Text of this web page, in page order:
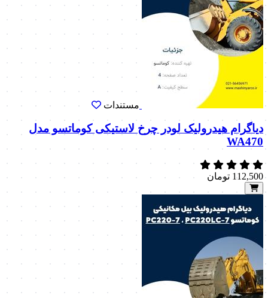
مستندات
دیاگرام هیدرولیک لودر چرخ لاستیکی کوماتسو مدل
WA470
112,500 تومان